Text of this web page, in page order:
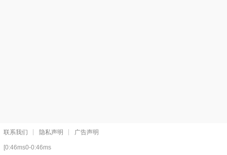
联系我们 隐私声明 广告声明
[0:46ms0-0:46ms